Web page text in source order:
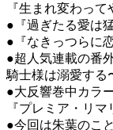
『生まれ変わっ
●『過ぎたる愛は
●『なきっつらに
●超人気連載の番
騎士様は溺愛す
●大反響巻中カラ
『プレミア・リ
●今回は朱葉のこ